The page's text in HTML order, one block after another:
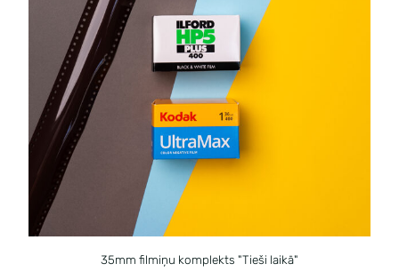
35mm filmiņu komplekts "Tieši laikā"